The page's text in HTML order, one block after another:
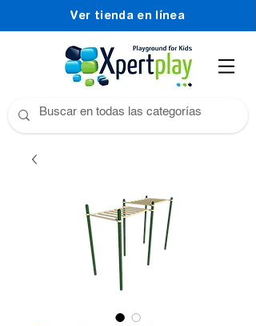
Ver tienda en línea